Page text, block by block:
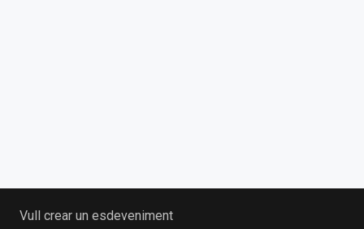
Vull crear un esdeveniment